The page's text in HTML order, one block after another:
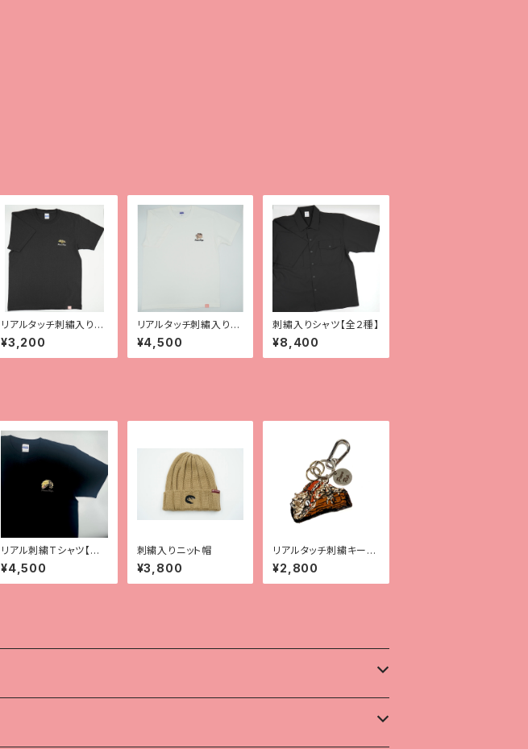
リアルタッチ刺繡入りT
シャツ【チャホウア】
¥3,200
リアルタッチ刺繡入りT
シャツ【レオパ（スーパー
マックスノー）】
¥4,500
刺繡入りシャツ【全２種】
¥8,400
リアル刺繍Tシャツ【ク
レス】
¥4,500
刺繍入りニット帽
¥3,800
リアルタッチ刺繍キーホ
ルダー【ガーゴ】
¥2,800